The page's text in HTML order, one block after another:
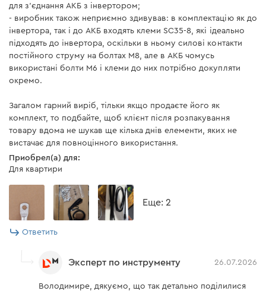
для з'єднання АКБ з інвертором;
- виробник також неприємно здивував: в комплектацію як до
інвертора, так і до АКБ входять клеми SC35-8, які ідеально
підходять до інвертора, оскільки в ньому силові контакти
постійного струму на болтах М8, але в АКБ чомусь
використані болти М6 і клеми до них потрібно докупляти
окремо.
Загалом гарний виріб, тільки якщо продаєте його як
комплект, то подбайте, щоб клієнт після розпакування
товару вдома не шукав ще кілька днів елементи, яких не
вистачає для повноцінного використання.
Приобрел(а) для:
Для квартири
Eще: 2
Ответить
Эксперт по инструменту 26.07.2026
Володимире, дякуємо, що так детально поділилися